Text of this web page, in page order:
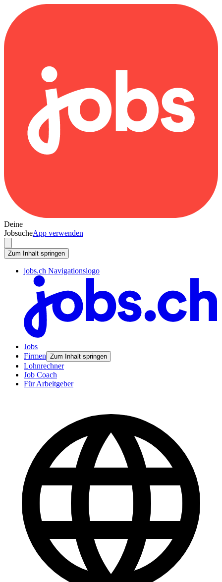
Deine
JobsucheApp verwenden
Zum Inhalt springen
jobs.ch Navigationslogo
Jobs
Firmen Zum Inhalt springen
Lohnrechner
Job Coach
Für Arbeitgeber